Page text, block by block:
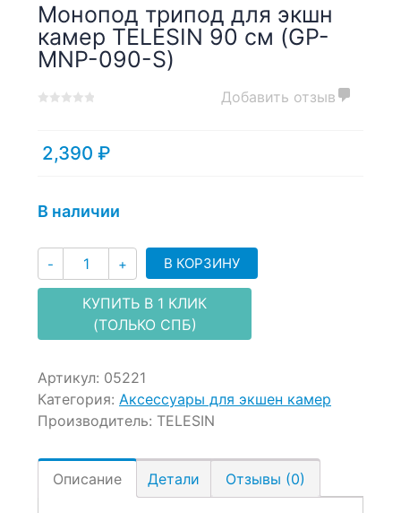
Монопод трипод для экшн
камер TELESIN 90 см (GP-
MNP-090-S)
of
based
ratings
Добавить отзыв
2,390 ₽
В наличии
- Количество
+ В КОРЗИНУ
КУПИТЬ В 1 КЛИК
(ТОЛЬКО СПБ)
Артикул: 05221
Категория: Аксессуары для экшен камер
Производитель: TELESIN
Описание Детали Отзывы (0)